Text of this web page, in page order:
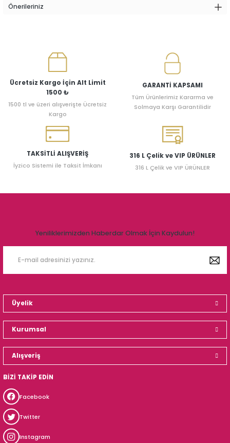
Önerileriniz
Ücretsiz Kargo İçin Alt Limit
1500 ₺
1500 tl ve üzeri alışverişte Ücretsiz
Kargo
GARANTİ KAPSAMI
Tüm Ürünlerimiz Kararma ve
Solmaya Karşı Garantilidir
TAKSİTLİ ALIŞVERİŞ
İyzico Sistemi ile Taksit İmkanı
316 L Çelik ve VIP ÜRÜNLER
316 L Çelik ve VIP ÜRÜNLER
Yeniliklerimizden Haberdar Olmak İçin Kaydulun!
Üyelik
Kurumsal
Alışveriş
BİZİ TAKİP EDİN
Facebook
Twitter
Instagram